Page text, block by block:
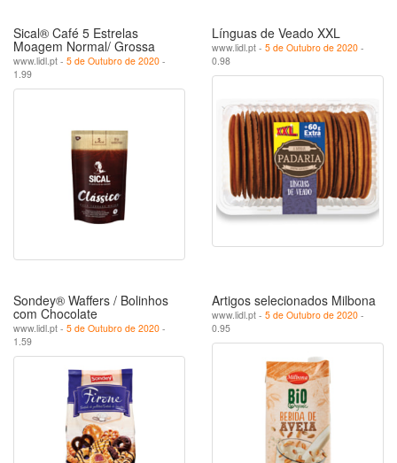
Sical® Café 5 Estrelas
Moagem Normal/ Grossa
www.lidl.pt - 5 de Outubro de 2020 -
1.99
Línguas de Veado XXL
www.lidl.pt - 5 de Outubro de 2020 -
0.98
Sondey® Waffers / Bolinhos
com Chocolate
www.lidl.pt - 5 de Outubro de 2020 -
1.59
Artigos selecionados Milbona
www.lidl.pt - 5 de Outubro de 2020 -
0.95